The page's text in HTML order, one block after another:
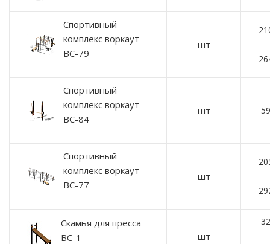
Спортивный
комплекс воркаут
ВС-79
шт
Спортивный
комплекс воркаут
ВС-84
шт
Спортивный
комплекс воркаут
ВС-77
шт
Скамья для пресса
ВС-1
шт